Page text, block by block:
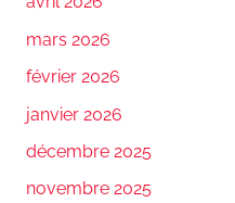
mars 2026
février 2026
janvier 2026
décembre 2025
novembre 2025